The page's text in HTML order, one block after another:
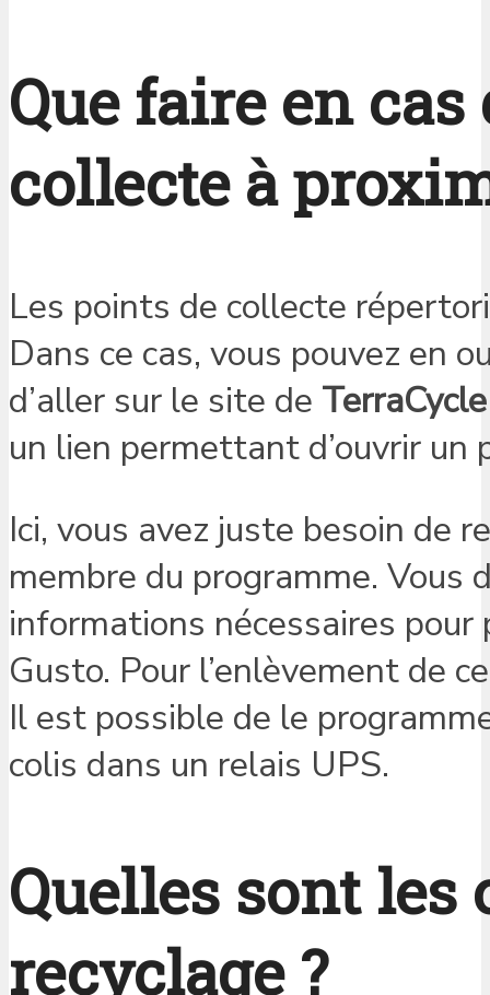
Que faire en cas
collecte à
Les points de collecte
Dans ce cas, vous pouvez en
d’aller sur le site de TerraCycle
un lien permettant d’ouvrir un
Ici, vous avez juste besoin de
membre du programme.
informations nécessaires pour
Gusto. Pour l’enlèvement de
Il est possible de le
colis dans un relais UPS.
Quelles sont
recyclage ?